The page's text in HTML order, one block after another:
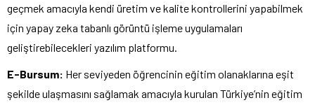
geçmek amacıyla kendi üretim ve kalite kontrollerini yapabilmek
için yapay zeka tabanlı görüntü işleme uygulamaları
geliştirebilecekleri yazılım platformu.
E-Bursum: Her seviyeden öğrencinin eğitim olanaklarına eşit
şekilde ulaşmasını sağlamak amacıyla kurulan Türkiye’nin eğitim